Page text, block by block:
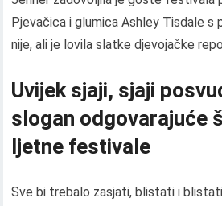
Pjevačica i glumica Ashley Tisdale s
nije, ali je lovila slatke djevojačke
Uvijek sjaji, sjaji
slogan odgovarajuće
ljetne festivale
Sve bi trebalo zasjati, blistati i